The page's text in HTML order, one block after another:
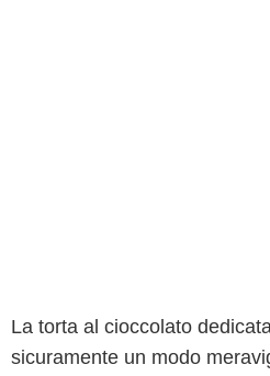
La torta al cioccolato
sicuramente un modo